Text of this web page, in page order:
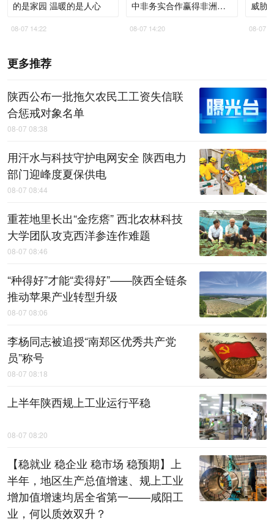
的是家园 温暖的是人心
08-07 14:22
中非务实合作赢得非洲青
08-07 14:20
威胁
08-07
更多推荐
陕西公布一批拖欠农民工工资失信联
合惩戒对象名单
08-07 08:38
用汗水与科技守护电网安全 陕西电力
部门迎峰度夏保供电
08-07 08:44
重茬地里长出“金疙瘩” 西北农林科技
大学团队攻克西洋参连作难题
08-07 08:46
“种得好”才能“卖得好”——陕西全链条
推动苹果产业转型升级
08-07 08:06
李杨同志被追授“南郑区优秀共产党
员”称号
08-07 08:18
上半年陕西规上工业运行平稳
08-07 08:20
【稳就业 稳企业 稳市场 稳预期】上
半年，地区生产总值增速、规上工业
增加值增速均居全省第一——咸阳工
业，何以质效双升？